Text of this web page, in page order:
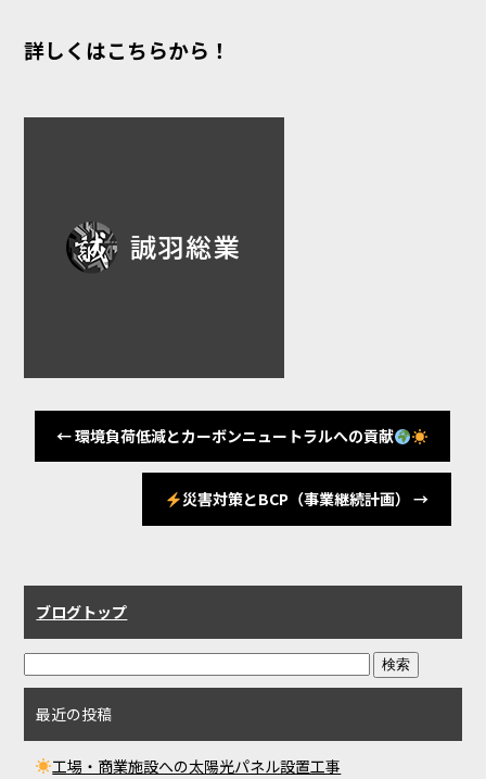
詳しくはこちらから！
←環境負荷低減とカーボンニュートラルへの貢献
災害対策とBCP（事業継続計画） →
ブログトップ
最近の投稿
工場・商業施設への太陽光パネル設置工事